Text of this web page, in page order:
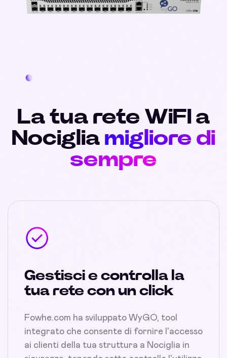
La tua rete WiFI a
Nociglia migliore di
sempre
Gestisci e controlla la
tua rete con un click
Fowhe.com ha sviluppato WyGO, tool
integrato che consente di fornire l'accesso
ai clienti della tua struttura a Nociglia in